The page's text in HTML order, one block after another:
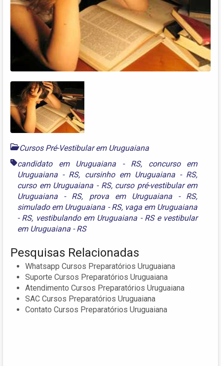
Cursos Pré-Vestibular em Uruguaiana
candidato em Uruguaiana - RS, concurso em
Uruguaiana - RS, cursinho em Uruguaiana - RS,
curso em Uruguaiana - RS, curso pré-vestibular em
Uruguaiana - RS, prova em Uruguaiana - RS,
simulado em Uruguaiana - RS, vaga em Uruguaiana
- RS, vestibulando em Uruguaiana - RSe vestibular
em Uruguaiana - RS
Pesquisas Relacionadas
Whatsapp Cursos Preparatórios Uruguaiana
Suporte Cursos Preparatórios Uruguaiana
Atendimento Cursos Preparatórios Uruguaiana
SAC Cursos Preparatórios Uruguaiana
Contato Cursos Preparatórios Uruguaiana